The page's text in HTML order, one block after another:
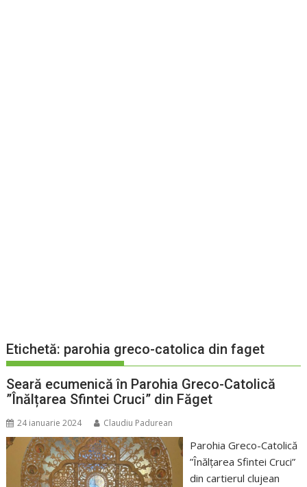
Etichetă: parohia greco-catolica din faget
Seară ecumenică în Parohia Greco-Catolică
”Înălțarea Sfintei Cruci” din Făget
24 ianuarie 2024 Claudiu Padurean
Parohia Greco-Catolică
”Înălțarea Sfintei Cruci”
din cartierul clujean